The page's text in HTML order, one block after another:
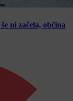
ni začela, občina